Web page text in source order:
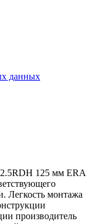
данных
125 мм ERA
Легкость монтажа
производитель